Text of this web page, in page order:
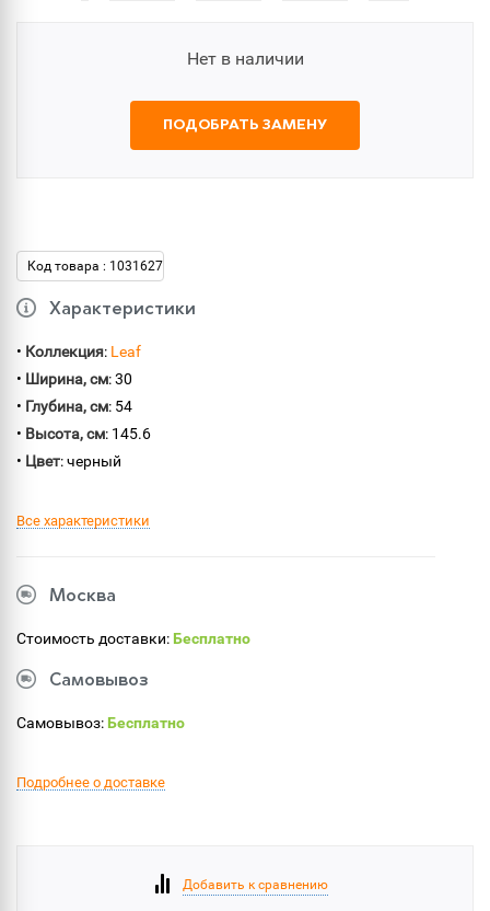
Нет в наличии
ПОДОБРАТЬ ЗАМЕНУ
Код товара : 1031627
Характеристики
• Коллекция: Leaf
• Ширина, см: 30
• Глубина, см: 54
• Высота, см: 145.6
• Цвет: черный
Все характеристики
Москва
Стоимость доставки:Бесплатно
Самовывоз
Самовывоз:Бесплатно
Подробнее о доставке
Добавить к сравнению